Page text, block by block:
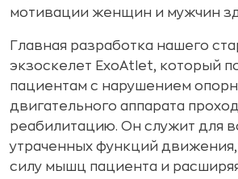
мотивации женщин и мужчин
Главная разработка нашего
экзоскелет ExoAtlet, который
пациентам с нарушением
двигательного аппарата
реабилитацию. Он служит для
утраченных функций движения,
силу мышц пациента и